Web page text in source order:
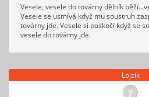
Vesele, vesele do továrny dělník
Vesele se usmívá když mu soustruh
továrny jde. Vesele si poskočí když se
vesele do továrny jde.
Lojzik